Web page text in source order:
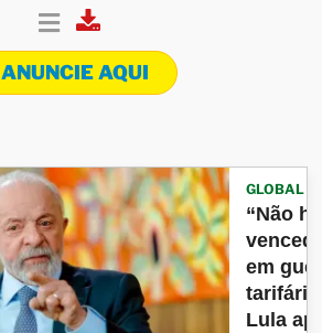
ANUNCIE AQUI
GLOBAL
“Não há
em
Lula